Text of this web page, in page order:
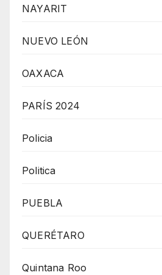
NAYARIT
NUEVO LEÓN
OAXACA
PARÍS 2024
Policia
Politica
PUEBLA
QUERÉTARO
Quintana Roo